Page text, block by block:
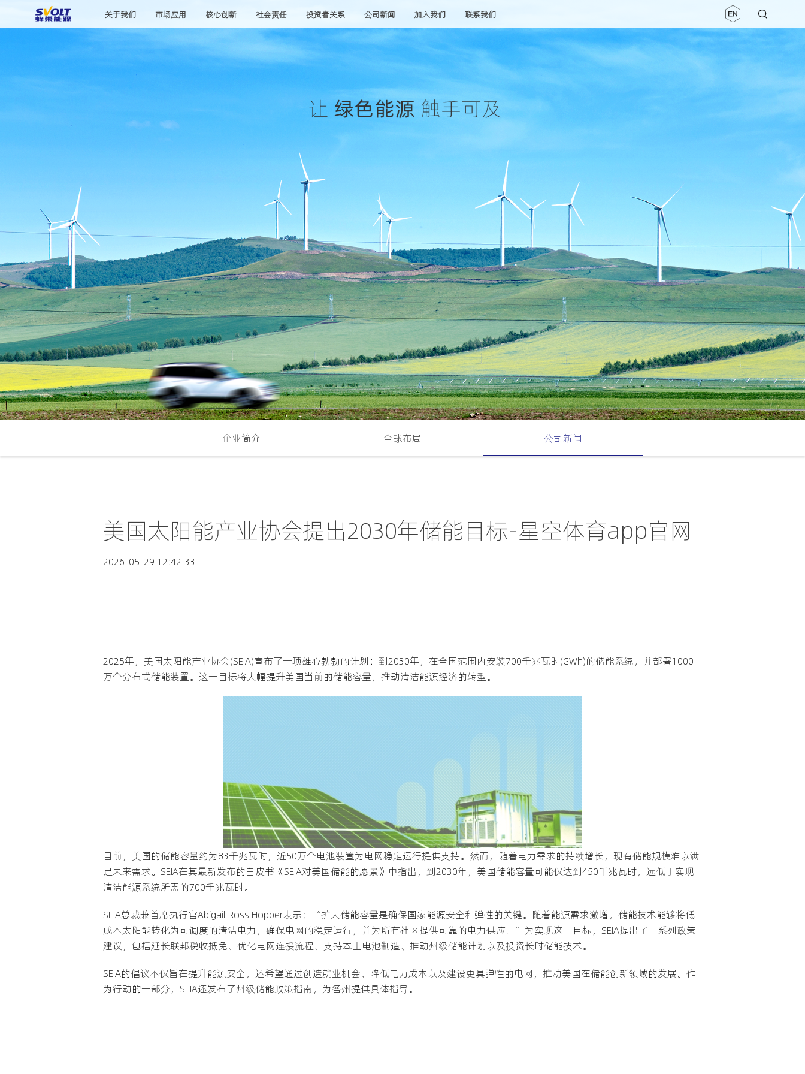
关于我们 市场应用 核心创新 社会责任 投资者关系 公司新闻 加入我们 联系我们
企业简介 全球布局 公司新闻
美国太阳能产业协会提出2030年储能目标-星空体育app官网
2026-05-29 12:42:33
2025年，美国太阳能产业协会(SEIA)宣布了一项雄心勃勃的计划：到2030年，在全国范围内安装700千兆瓦时(GWh)的储能系统，并部署1000
万个分布式储能装置。这一目标将大幅提升美国当前的储能容量，推动清洁能源经济的转型。
目前，美国的储能容量约为83千兆瓦时，近50万个电池装置为电网稳定运行提供支持。然而，随着电力需求的持续增长，现有储能规模难以满
足未来需求。SEIA在其最新发布的白皮书《SEIA对美国储能的愿景》中指出，到2030年，美国储能容量可能仅达到450千兆瓦时，远低于实现
清洁能源系统所需的700千兆瓦时。
SEIA总裁兼首席执行官Abigail Ross Hopper表示：“扩大储能容量是确保国家能源安全和弹性的关键。随着能源需求激增，储能技术能够将低
成本太阳能转化为可调度的清洁电力，确保电网的稳定运行，并为所有社区提供可靠的电力供应。”为实现这一目标，SEIA提出了一系列政策
建议，包括延长联邦税收抵免、优化电网连接流程、支持本土电池制造、推动州级储能计划以及投资长时储能技术。
SEIA的倡议不仅旨在提升能源安全，还希望通过创造就业机会、降低电力成本以及建设更具弹性的电网，推动美国在储能创新领域的发展。作
为行动的一部分，SEIA还发布了州级储能政策指南，为各州提供具体指导。